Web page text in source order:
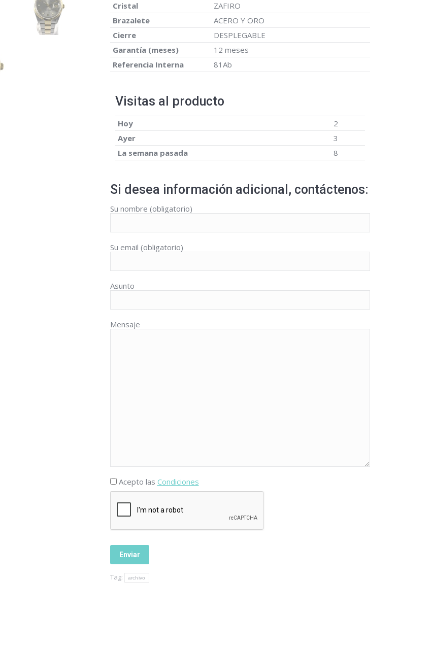
Cristal
ZAFIRO
Brazalete
ACERO Y ORO
Cierre
DESPLEGABLE
Garantía (meses)
12 meses
Referencia Interna
81Ab
Visitas al producto
Hoy
2
Ayer
3
La semana pasada
8
Si desea información adicional, contáctenos:
Su nombre (obligatorio)
Su email (obligatorio)
Asunto
Mensaje
Acepto las Condiciones
Tag: archivo